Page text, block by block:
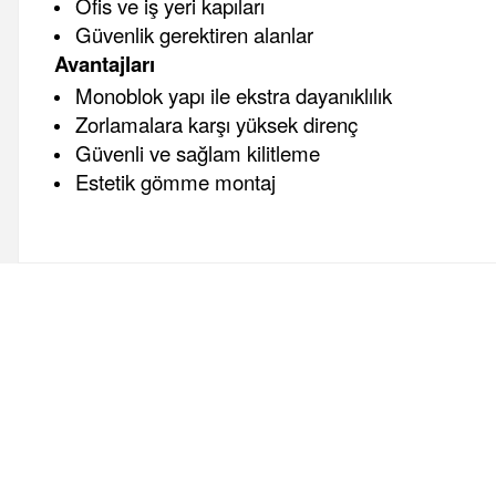
Güvenlik gerektiren alanlar
Avantajları
Monoblok yapı ile ekstra dayanıklılık
Zorlamalara karşı yüksek direnç
Güvenli ve sağlam kilitleme
Estetik gömme montaj